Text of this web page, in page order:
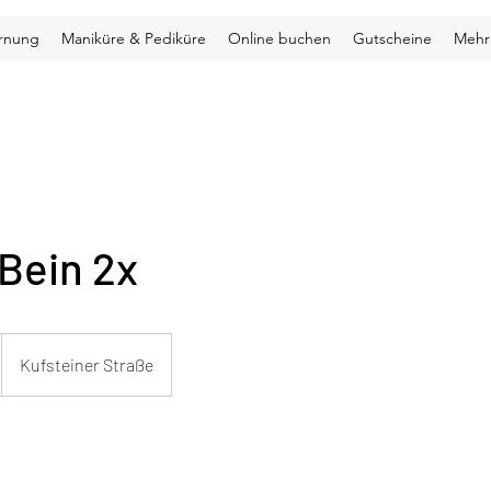
Maniküre & Pediküre Online buchen Gutscheine Mehr
2x
Kufsteiner Straße